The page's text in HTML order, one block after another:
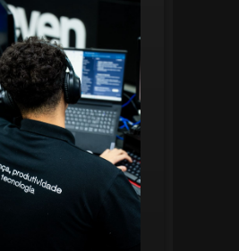
dentro do CGI é
por uma equipe
que utiliza
avançadas para
ordens de serviço, fluxos
e parametrizações
Essa etapa envolve a
de criticidade por
permitindo alocar
de forma eficiente e
todas as ações estejam
aos objetivos
estratégicos.